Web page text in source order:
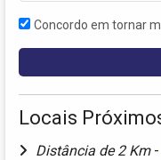
Concordo em tornar
Locais
Distância de 2 Km -